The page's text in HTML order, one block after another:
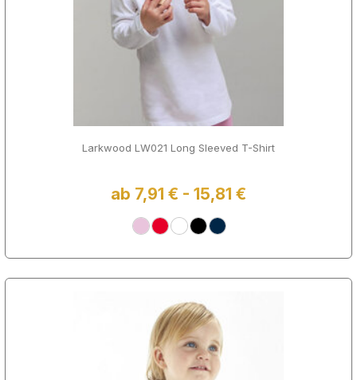
Larkwood LW021 Long Sleeved T-Shirt
ab 7,91 € - 15,81 €